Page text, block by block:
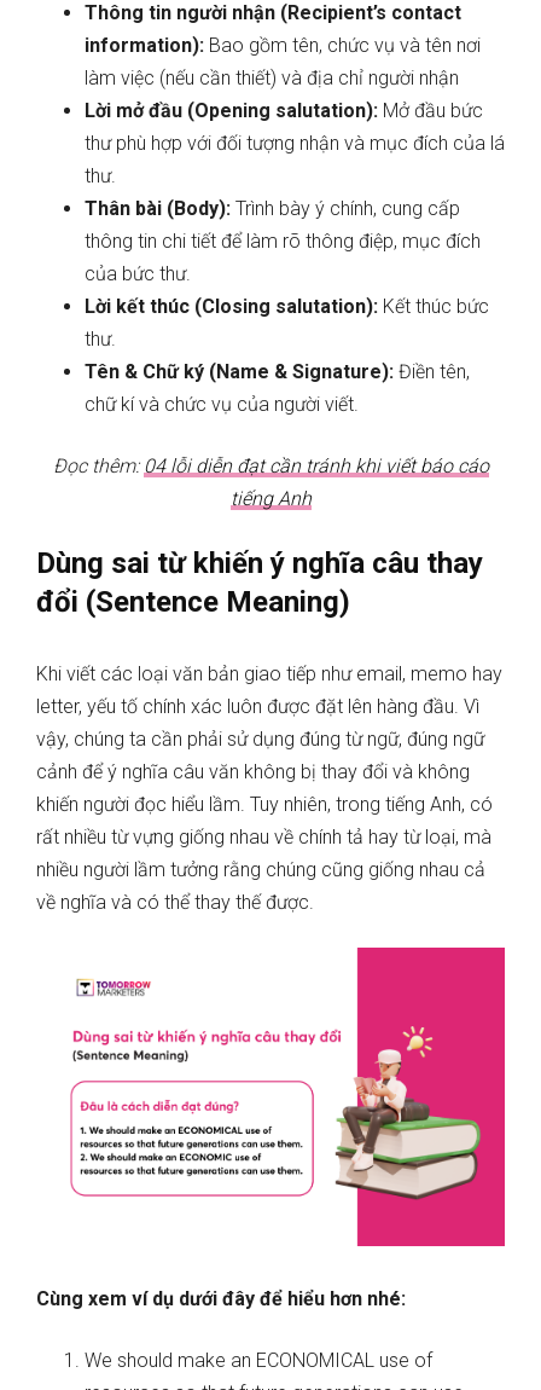
Thông tin người nhận (Recipient’s contact
information): Bao gồm tên, chức vụ và tên nơi
làm việc (nếu cần thiết) và địa chỉ người nhận
Lời mở đầu (Opening salutation): Mở đầu bức
thư phù hợp với đối tượng nhận và mục đích của lá
thư.
Thân bài (Body): Trình bày ý chính, cung cấp
thông tin chi tiết để làm rõ thông điệp, mục đích
của bức thư.
Lời kết thúc (Closing salutation): Kết thúc bức
thư.
Tên & Chữ ký (Name & Signature): Điền tên,
chữ kí và chức vụ của người viết.
Đọc thêm:04 lỗi diễn đạt cần tránh khi viết báo cáo
tiếng Anh
Dùng sai từ khiến ý nghĩa câu thay
đổi (Sentence Meaning)
Khi viết các loại văn bản giao tiếp như email, memo hay
letter, yếu tố chính xác luôn được đặt lên hàng đầu. Vì
vậy, chúng ta cần phải sử dụng đúng từ ngữ, đúng ngữ
cảnh để ý nghĩa câu văn không bị thay đổi và không
khiến người đọc hiểu lầm. Tuy nhiên, trong tiếng Anh, có
rất nhiều từ vựng giống nhau về chính tả hay từ loại, mà
nhiều người lầm tưởng rằng chúng cũng giống nhau cả
về nghĩa và có thể thay thế được.
Cùng xem ví dụ dưới đây để hiểu hơn nhé:
We should make an ECONOMICAL use of